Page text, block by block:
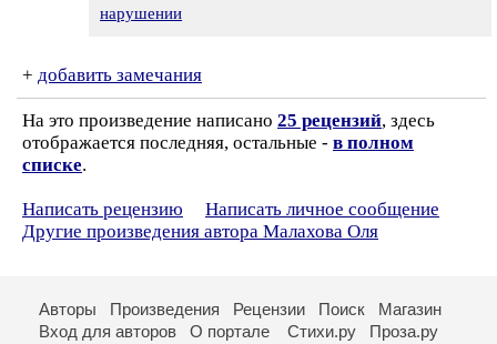
нарушении
+ добавить замечания
На это произведение написано 25 рецензий, здесь
отображается последняя, остальные - в полном
списке.
Написать рецензию
Написать личное сообщение
Другие произведения автора Малахова Оля
Авторы Произведения Рецензии Поиск
Магазин
Вход для авторов
О портале Стихи.ру Проза.ру